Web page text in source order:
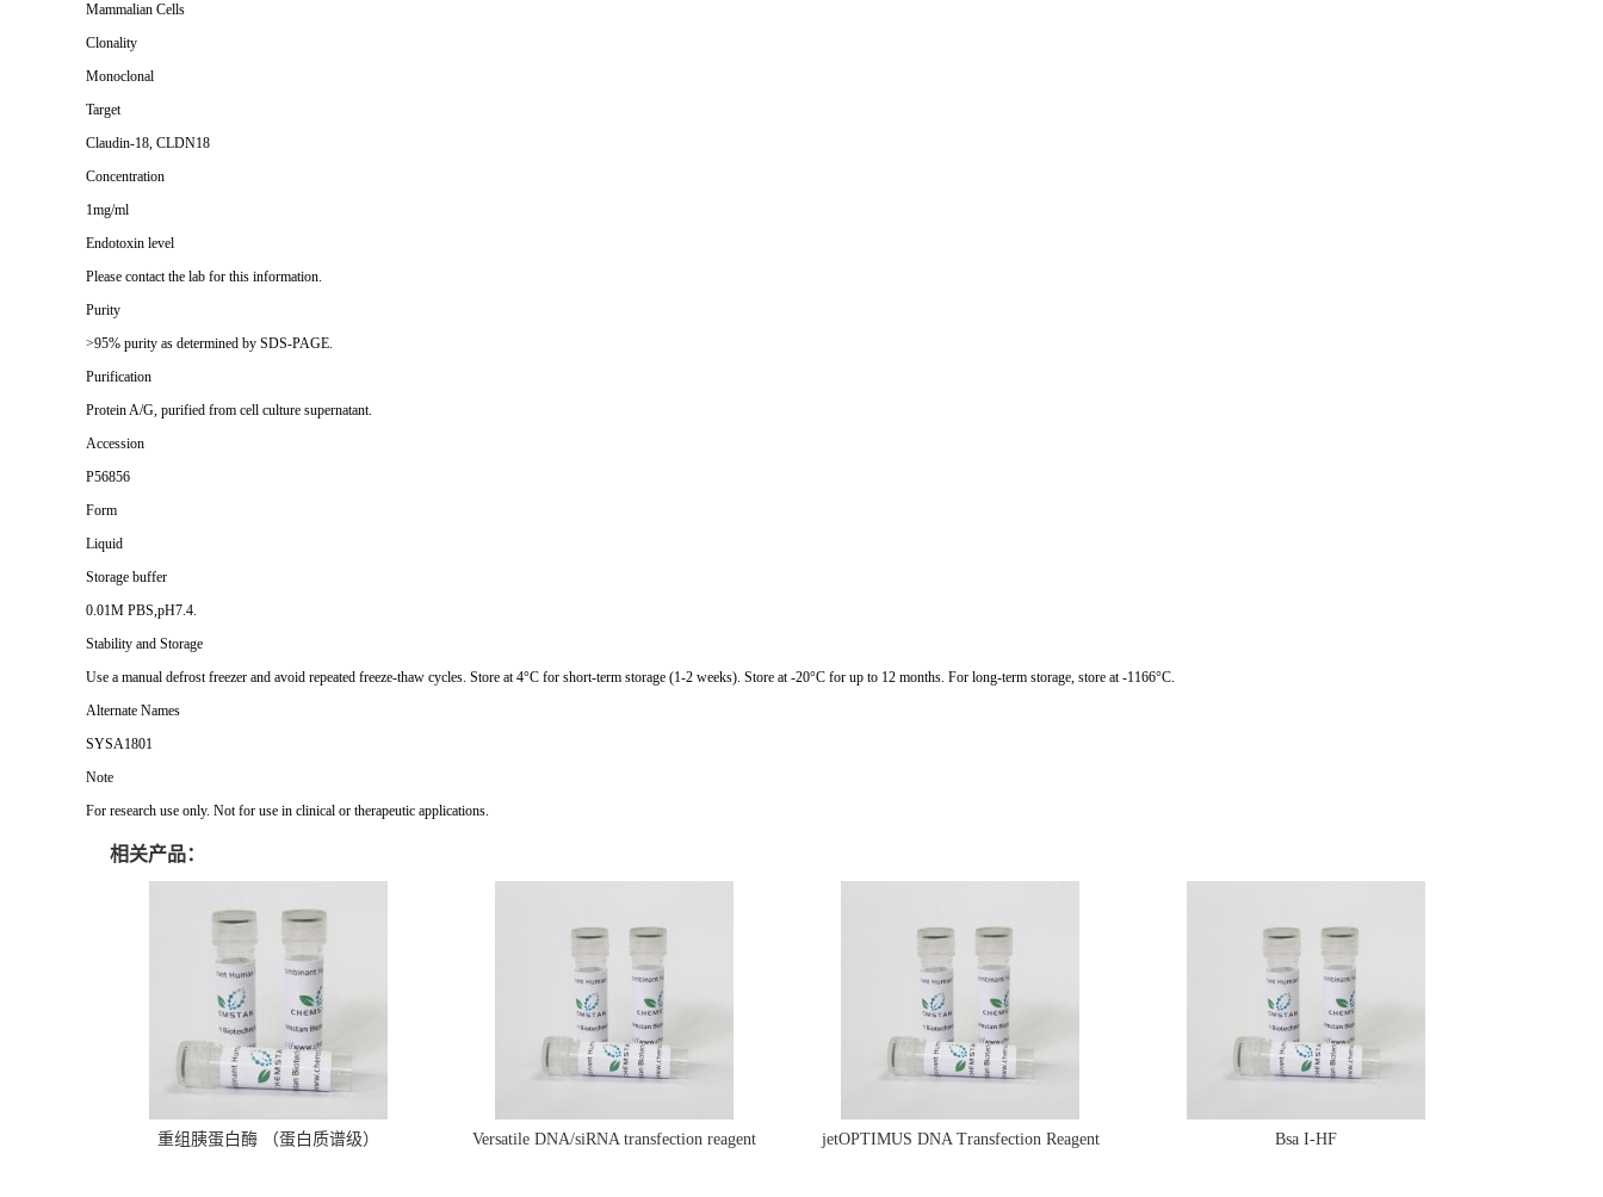
Mammalian Cells
Clonality
Monoclonal
Target
Claudin-18, CLDN18
Concentration
1mg/ml
Endotoxin level
Please contact the lab for this information.
Purity
>95% purity as determined by SDS-PAGE.
Purification
Protein A/G, purified from cell culture supernatant.
Accession
P56856
Form
Liquid
Storage buffer
0.01M PBS,pH7.4.
Stability and Storage
Use a manual defrost freezer and avoid repeated freeze-thaw cycles. Store at 4°C for short-term storage (1-2 weeks). Store at -20°C for up to 12 months. For long-term storage, store at -1166°C.
Alternate Names
SYSA1801
Note
For research use only. Not for use in clinical or therapeutic applications.
相关产品：
重组胰蛋白酶 （蛋白质谱级）
Versatile DNA/siRNA transfection reagent
jetOPTIMUS DNA Transfection Reagent Bsa I-HF